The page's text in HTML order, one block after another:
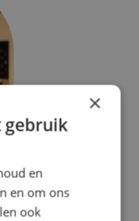
je
×
gebruik
en
en om ons
ook